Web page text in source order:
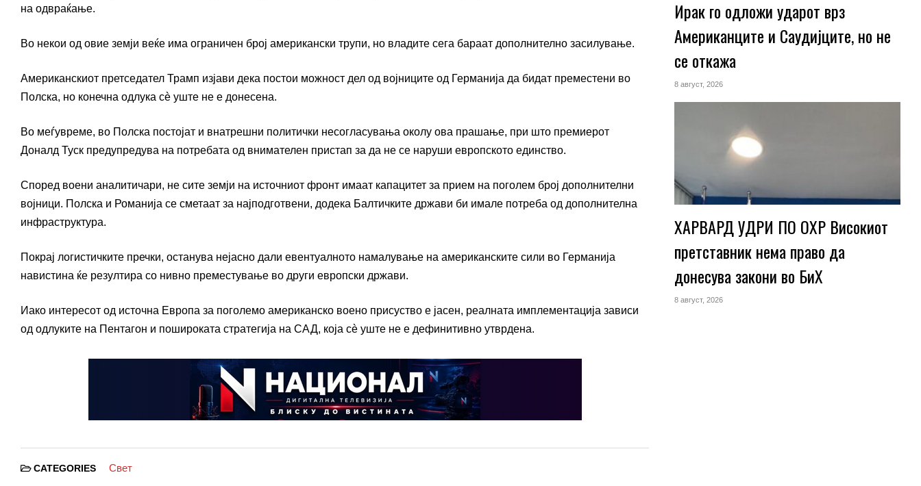
на одвраќање.
Во некои од овие земји веќе има ограничен број американски трупи, но владите сега бараат дополнително засилување.
Американскиот претседател Трамп изјави дека постои можност дел од војниците од Германија да бидат преместени во
Полска, но конечна одлука сè уште не е донесена.
Во меѓувреме, во Полска постојат и внатрешни политички несогласувања околу ова прашање, при што премиерот
Доналд Туск предупредува на потребата од внимателен пристап за да не се наруши европското единство.
Според воени аналитичари, не сите земји на источниот фронт имаат капацитет за прием на поголем број дополнителни
војници. Полска и Романија се сметаат за најподготвени, додека Балтичките држави би имале потреба од дополнителна
инфраструктура.
Покрај логистичките пречки, останува нејасно дали евентуалното намалување на американските сили во Германија
навистина ќе резултира со нивно преместување во други европски држави.
Иако интересот од источна Европа за поголемо американско воено присуство е јасен, реалната имплементација зависи
од одлуките на Пентагон и пошироката стратегија на САД, која сè уште не е дефинитивно утврдена.
CATEGORIES Свет
Ирак го одложи ударот врз
Американците и Саудијците, но не
се откажа
8 август, 2026
ХАРВАРД УДРИ ПО ОХР Високиот
претставник нема право да
донесува закони во БиХ
8 август, 2026